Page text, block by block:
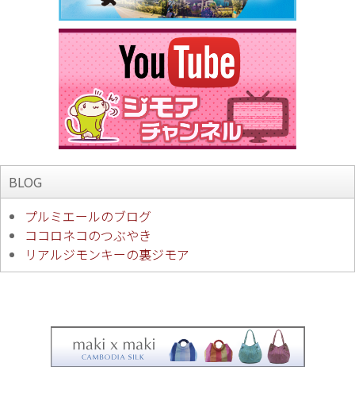
BLOG
プルミエールのブログ
ココロネコのつぶやき
リアルジモンキーの裏ジモア